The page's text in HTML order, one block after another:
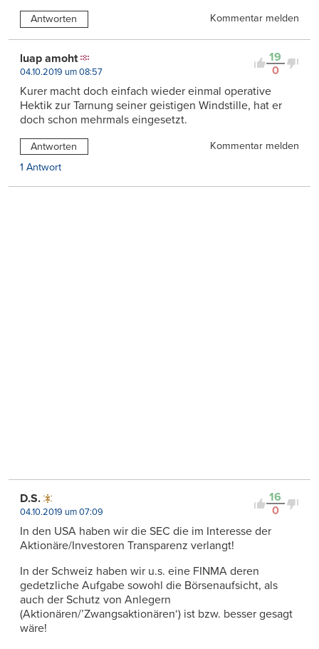
Antworten Kommentar melden
19
0
luap amoht
04.10.2019 um 08:57
Kurer macht doch einfach wieder einmal operative
Hektik zur Tarnung seiner geistigen Windstille, hat er
doch schon mehrmals eingesetzt.
Antworten
Kommentar melden
1 Antwort
16
0
D.S.
04.10.2019 um 07:09
In den USA haben wir die SEC die im Interesse der
Aktionäre/Investoren Transparenz verlangt!
In der Schweiz haben wir u.s. eine FINMA deren
gedetzliche Aufgabe sowohl die Börsenaufsicht, als
auch der Schutz von Anlegern
(Aktionären/’Zwangsaktionären‘) ist bzw. besser gesagt
wäre!